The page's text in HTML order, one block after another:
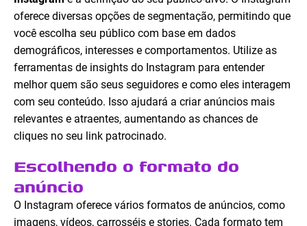
oferece diversas opções de segmentação, permitindo que
você escolha seu público com base em dados
demográficos, interesses e comportamentos. Utilize as
ferramentas de insights do Instagram para entender
melhor quem são seus seguidores e como eles interagem
com seu conteúdo. Isso ajudará a criar anúncios mais
relevantes e atraentes, aumentando as chances de
cliques no seu link patrocinado.
Escolhendo o formato do
anúncio
O Instagram oferece vários formatos de anúncios, como
imagens, vídeos, carrosséis e stories. Cada formato tem